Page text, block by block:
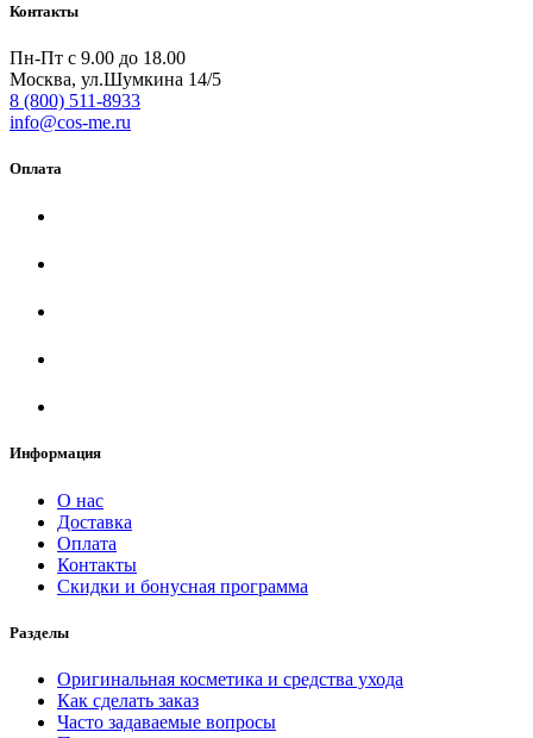
Контакты
Пн-Пт с 9.00 до 18.00
Москва, ул.Шумкина 14/5
8 (800) 511-8933
info@cos-me.ru
Оплата
Информация
О нас
Доставка
Оплата
Контакты
Скидки и бонусная программа
Разделы
Оригинальная косметика и средства ухода
Как сделать заказ
Часто задаваемые вопросы